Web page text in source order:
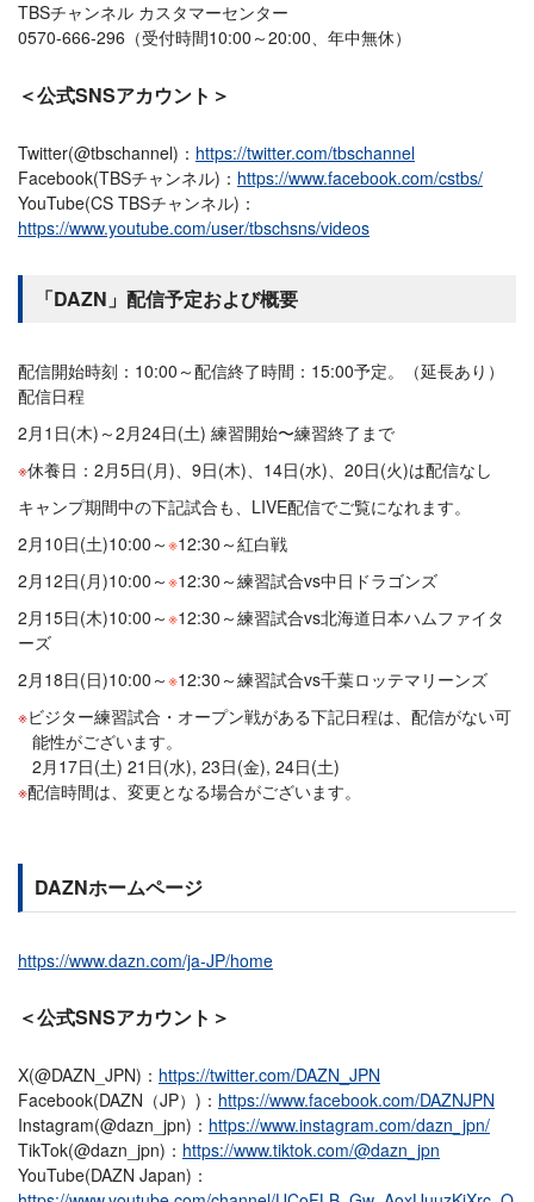
TBSチャンネル カスタマーセンター
0570-666-296（受付時間10:00～20:00、年中無休）
＜公式SNSアカウント＞
Twitter(@tbschannel)： https://twitter.com/tbschannel
Facebook(TBSチャンネル)： https://www.facebook.com/cstbs/
YouTube(CS TBSチャンネル)：
https://www.youtube.com/user/tbschsns/videos
「DAZN」配信予定および概要
配信開始時刻：10:00～配信終了時間：15:00予定。（延長あり）
配信日程
2月1日(木)～2月24日(土) 練習開始〜練習終了まで
休養日：2月5日(月)、9日(木)、14日(水)、20日(火)は配信なし
キャンプ期間中の下記試合も、LIVE配信でご覧になれます。
2月10日(土)10:00～※12:30～紅白戦
2月12日(月)10:00～※12:30～練習試合vs中日ドラゴンズ
2月15日(木)10:00～※12:30～練習試合vs北海道日本ハムファイタ
ーズ
2月18日(日)10:00～※12:30～練習試合vs千葉ロッテマリーンズ
ビジター練習試合・オープン戦がある下記日程は、配信がない可
能性がございます。
2月17日(土) 21日(水), 23日(金), 24日(土)
配信時間は、変更となる場合がございます。
DAZNホームページ
https://www.dazn.com/ja-JP/home
＜公式SNSアカウント＞
X(@DAZN_JPN)： https://twitter.com/DAZN_JPN
Facebook(DAZN（JP）)： https://www.facebook.com/DAZNJPN
Instagram(@dazn_jpn)： https://www.instagram.com/dazn_jpn/
TikTok(@dazn_jpn)： https://www.tiktok.com/@dazn_jpn
YouTube(DAZN Japan)：